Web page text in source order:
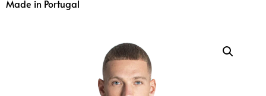
Made in Portugal